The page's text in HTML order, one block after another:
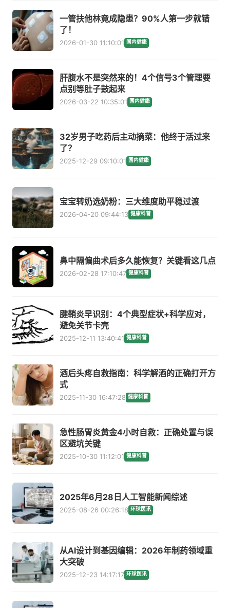
一管扶他林竟成隐患？90%人第一步就错
了！
2026-01-30 11:10:01 国内健康
肝腹水不是突然来的！4个信号3个管理要
点别等肚子鼓起来
2026-03-22 10:35:01 国内健康
32岁男子吃药后主动摘菜：他终于活过来
了？
2025-12-29 09:10:01 国内健康
宝宝转奶选奶粉：三大维度助平稳过渡
2026-04-20 09:44:13 健康科普
鼻中隔偏曲术后多久能恢复？关键看这几点
2026-02-28 17:10:47 健康科普
腱鞘炎早识别：4个典型症状+科学应对，
避免关节卡壳
2025-12-11 13:40:41 健康科普
酒后头疼自救指南：科学解酒的正确打开方
式
2025-11-30 16:47:28 健康科普
急性肠胃炎黄金4小时自救：正确处置与误
区避坑关键
2025-10-30 11:12:01 健康科普
2025年6月28日人工智能新闻综述
2025-08-26 00:26:18 环球医讯
从AI设计到基因编辑：2026年制药领域重
大突破
2025-12-23 14:17:17 环球医讯